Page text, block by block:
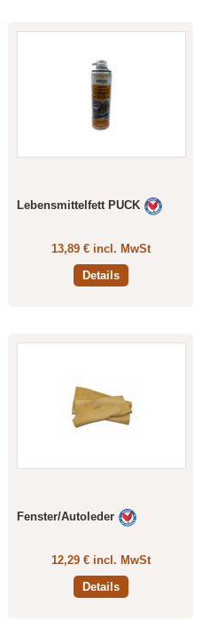
Lebensmittelfett PUCK
13,89 € incl. MwSt
Details
Fenster/Autoleder
12,29 € incl. MwSt
Details